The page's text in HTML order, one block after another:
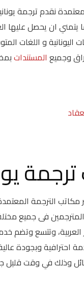
نقدم ترجمة
يتمني ان يحصل
اليونانية و
وجميع المستندات
الترجمة
فى جميع
وتتسع وتضم
احترافية وبجودة
وذلك في وقت قليل